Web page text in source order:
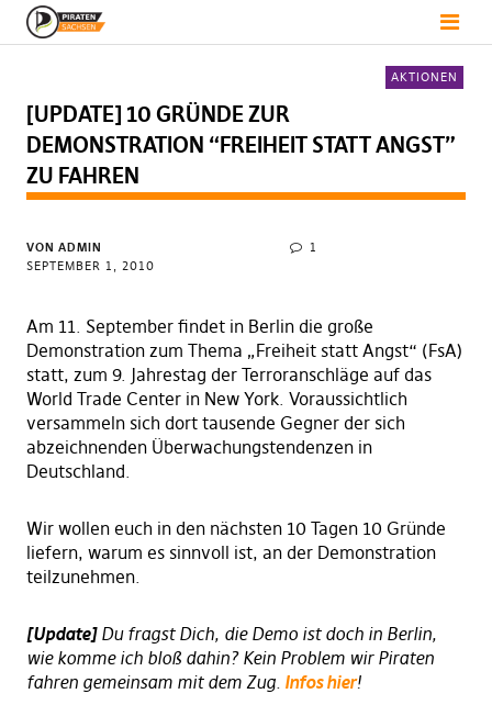
AKTIONEN
[UPDATE] 10 GRÜNDE ZUR
DEMONSTRATION “FREIHEIT STATT ANGST”
ZU FAHREN
VON ADMIN
SEPTEMBER 1, 2010
1
Am 11. September findet in Berlin die große
Demonstration zum Thema „Freiheit statt Angst“ (FsA)
statt, zum 9. Jahrestag der Terroranschläge auf das
World Trade Center in New York. Voraussichtlich
versammeln sich dort tausende Gegner der sich
abzeichnenden Überwachungstendenzen in
Deutschland.
Wir wollen euch in den nächsten 10 Tagen 10 Gründe
liefern, warum es sinnvoll ist, an der Demonstration
teilzunehmen.
[Update]Du fragst Dich, die Demo ist doch in Berlin,
wie komme ich bloß dahin? Kein Problem wir Piraten
fahren gemeinsam mit dem Zug. Infos hier!